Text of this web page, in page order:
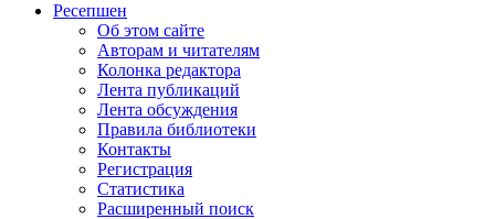
Ресепшен
Об этом сайте
Авторам и читателям
Колонка редактора
Лента публикаций
Лента обсуждения
Правила библиотеки
Контакты
Регистрация
Статистика
Расширенный поиск